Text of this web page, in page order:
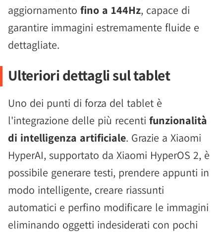
aggiornamento fino a 144Hz, capace di
garantire immagini estremamente fluide e
dettagliate.
Ulteriori dettagli sul tablet
Uno dei punti di forza del tablet è
l'integrazione delle più recenti funzionalità
di intelligenza artificiale. Grazie a Xiaomi
HyperAI, supportato da Xiaomi HyperOS 2, è
possibile generare testi, prendere appunti in
modo intelligente, creare riassunti
automatici e perfino modificare le immagini
eliminando oggetti indesiderati con pochi